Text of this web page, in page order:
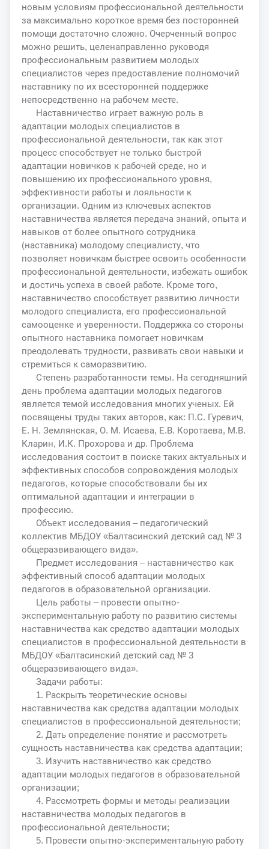
новым условиям профессиональной деятельности
за максимально короткое время без посторонней
помощи достаточно сложно. Очерченный вопрос
можно решить, целенаправленно руководя
профессиональным развитием молодых
специалистов через предоставление полномочий
наставнику по их всесторонней поддержке
непосредственно на рабочем месте.
Наставничество играет важную роль в
адаптации молодых специалистов в
профессиональной деятельности, так как этот
процесс способствует не только быстрой
адаптации новичков к рабочей среде, но и
повышению их профессионального уровня,
эффективности работы и лояльности к
организации. Одним из ключевых аспектов
наставничества является передача знаний, опыта и
навыков от более опытного сотрудника
(наставника) молодому специалисту, что
позволяет новичкам быстрее освоить особенности
профессиональной деятельности, избежать ошибок
и достичь успеха в своей работе. Кроме того,
наставничество способствует развитию личности
молодого специалиста, его профессиональной
самооценке и уверенности. Поддержка со стороны
опытного наставника помогает новичкам
преодолевать трудности, развивать свои навыки и
стремиться к саморазвитию.
Степень разработанности темы. На сегодняшний
день проблема адаптации молодых педагогов
является темой исследования многих ученых. Ей
посвящены труды таких авторов, как: П.С. Гуревич,
Е. Н. Землянская, О. М. Исаева, Е.В. Коротаева, М.В.
Кларин, И.К. Прохорова и др. Проблема
исследования состоит в поиске таких актуальных и
эффективных способов сопровождения молодых
педагогов, которые способствовали бы их
оптимальной адаптации и интеграции в
профессию.
Объект исследования – педагогический
коллектив МБДОУ «Балтасинский детский сад № 3
общеразвивающего вида».
Предмет исследования – наставничество как
эффективный способ адаптации молодых
педагогов в образовательной организации.
Цель работы – провести опытно-
экспериментальную работу по развитию системы
наставничества как средство адаптации молодых
специалистов в профессиональной деятельности в
МБДОУ «Балтасинский детский сад № 3
общеразвивающего вида».
Задачи работы:
1. Раскрыть теоретические основы
наставничества как средства адаптации молодых
специалистов в профессиональной деятельности;
2. Дать определение понятие и рассмотреть
сущность наставничества как средства адаптации;
3. Изучить наставничество как средство
адаптации молодых педагогов в образовательной
организации;
4. Рассмотреть формы и методы реализации
наставничества молодых педагогов в
профессиональной деятельности;
5. Провести опытно-экспериментальную работу